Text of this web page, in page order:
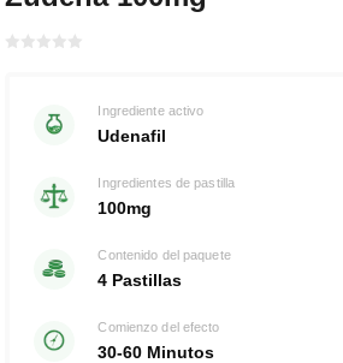
Ingrediente activo
Udenafil
Ingredientes de pastilla
100mg
Contenido del paquete
4 Pastillas
Comienzo del efecto
30-60 Minutos